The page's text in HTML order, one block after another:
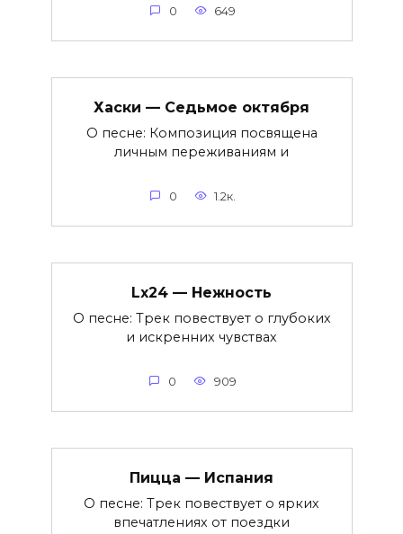
0 649
Хаски — Седьмое октября
О песне: Композиция посвящена
личным переживаниям и
0 1.2к.
Lx24 — Нежность
О песне: Трек повествует о глубоких
и искренних чувствах
0 909
Пицца — Испания
О песне: Трек повествует о ярких
впечатлениях от поездки